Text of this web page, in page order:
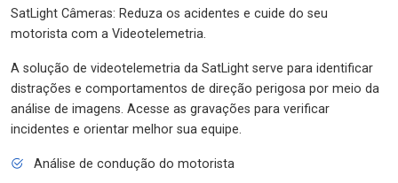
SatLight Câmeras: Reduza os acidentes e cuide do seu
motorista com a Videotelemetria.
A solução de videotelemetria da SatLight serve para identificar
distrações e comportamentos de direção perigosa por meio da
análise de imagens. Acesse as gravações para verificar
incidentes e orientar melhor sua equipe.
Análise de condução do motorista